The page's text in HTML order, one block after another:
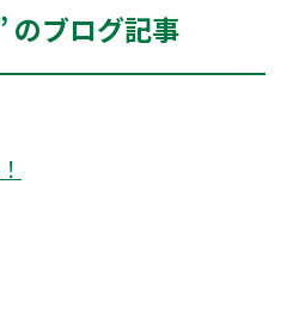
のブログ記事